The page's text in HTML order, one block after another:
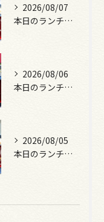
2026/08/07
本日のランチは、黒毛和牛のチャプチェ！
2026/08/06
本日のランチは、照焼きチキン！
2026/08/05
本日のランチは、ロース豚カツ梅はさみ！